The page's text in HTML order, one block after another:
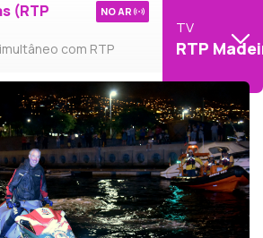
(RTP
com RTP
NO AR
TV
RTP